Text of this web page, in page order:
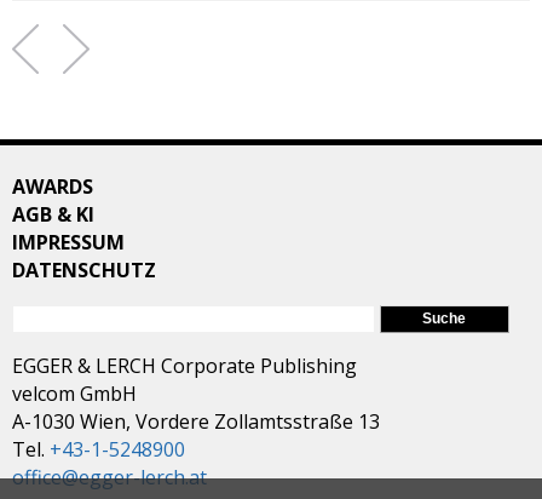
AWARDS
AGB & KI
IMPRESSUM
DATENSCHUTZ
EGGER & LERCH Corporate Publishing
velcom GmbH
A-1030 Wien, Vordere Zollamtsstraße 13
Tel. +43-1-5248900
office@egger-lerch.at